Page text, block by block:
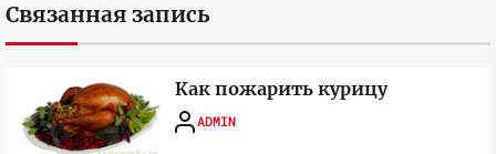
Связанная запись
Как пожарить курицу
ADMIN